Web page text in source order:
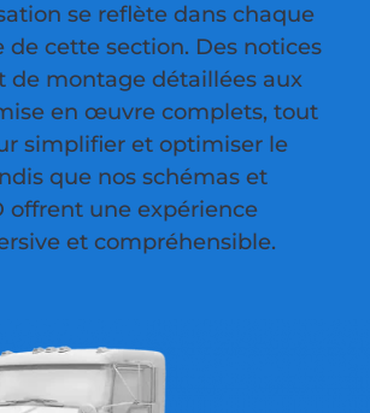
se reflète dans chaque
de cette section. Des notices
de montage détaillées aux
en œuvre complets, tout
simplifier et optimiser le
que nos schémas et
offrent une expérience
et compréhensible.